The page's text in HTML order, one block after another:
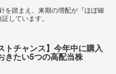
を踏まえ、来期の増配が『ほぼ確
しています。
トチャンス】今年中に購入
きたい5つの高配当株